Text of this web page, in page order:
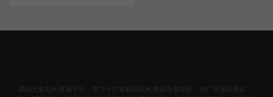
源站大集站长资源平台，致力于打造精品站长资源分享社区，为广大源码爱好